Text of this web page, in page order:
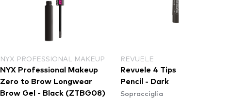
REVUELE
Revuele 4 Tips Eyebrow
Pencil - Dark
Sopracciglia
CATRICE
CATRICE Brow Fix Soap
Stylist - 050 Warm Brown
Sopracciglia